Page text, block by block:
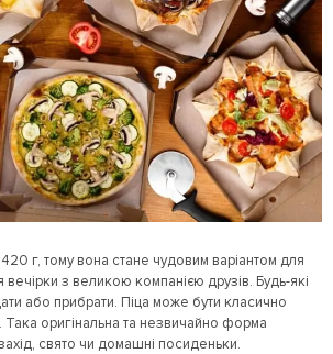
420 г, тому вона стане чудовим варіантом для
вечірки з великою компанією друзів. Будь-які
або прибрати. Піца може бути класично
оригінальна та незвичайно форма
свято чи домашні посиденьки.